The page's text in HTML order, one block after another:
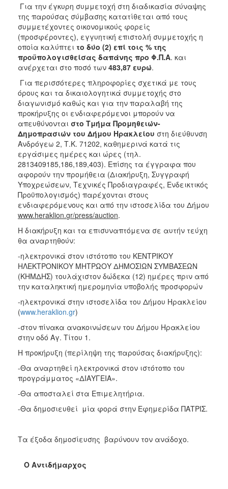
Για την έγκυρη συμμετοχή στη διαδικασία σύναψης
της παρούσας σύμβασης κατατίθεται από τους
συμμετέχοντες οικονομικούς φορείς
(προσφέροντες), εγγυητική επιστολή συμμετοχής η
οποία καλύπτει το δύο (2) επί τοις % της
προϋπολογισθείσας δαπάνης προ Φ.Π.Α. και
ανέρχεται στο ποσό των 483,87 ευρώ.
Για περισσότερες πληροφορίες σχετικά με τους
όρους και τα δικαιολογητικά συμμετοχής στο
διαγωνισμό καθώς και για την παραλαβή της
προκήρυξης οι ενδιαφερόμενοι μπορούν να
απευθύνονται στο Τμήμα Προμηθειών-
Δημοπρασιών του Δήμου Ηρακλείου στη διεύθυνση
Ανδρόγεω 2, Τ.Κ. 71202, καθημερινά κατά τις
εργάσιμες ημέρες και ώρες (τηλ.
2813409185,186,189,403). Επίσης τα έγγραφα που
αφορούν την προμήθεια (Διακήρυξη, Συγγραφή
Υποχρεώσεων, Τεχνικές Προδιαγραφές, Ενδεικτικός
Προϋπολογισμός) παρέχονται στους
ενδιαφερόμενους και από την ιστοσελίδα του Δήμου
www.heraklion.gr/press/auction.
Η διακήρυξη και τα επισυναπτόμενα σε αυτήν τεύχη
θα αναρτηθούν:
-ηλεκτρονικά στον ιστότοπο του ΚΕΝΤΡΙΚΟΥ
ΗΛΕΚΤΡΟΝΙΚΟΥ ΜΗΤΡΩΟΥ ΔΗΜΟΣΙΩΝ ΣΥΜΒΑΣΕΩΝ
(ΚΗΜΔΗΣ) τουλάχιστον δώδεκα (12) ημέρες πριν από
την καταληκτική ημερομηνία υποβολής προσφορών
-ηλεκτρονικά στην ιστοσελίδα του Δήμου Ηρακλείου
(www.heraklion.gr)
-στον πίνακα ανακοινώσεων του Δήμου Ηρακλείου
στην οδό Αγ. Τίτου 1.
Η προκήρυξη (περίληψη της παρούσας διακήρυξης):
-Θα αναρτηθεί ηλεκτρονικά στον ιστότοπο του
προγράμματος «ΔΙΑΥΓΕΙΑ».
-Θα αποσταλεί στα Επιμελητήρια.
-Θα δημοσιευθεί μία φορά στην Εφημερίδα ΠΑΤΡΙΣ.
Τα έξοδα δημοσίευσης βαρύνουν τον ανάδοχο.
Ο Αντιδήμαρχος